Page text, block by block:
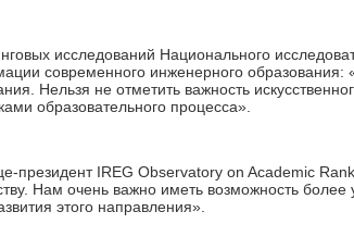
исследований Национального
современного инженерного образования:
Нельзя не отметить важность
образовательного процесса».
президент IREG Observatory on Academic
Нам очень важно иметь возможность более
этого направления».